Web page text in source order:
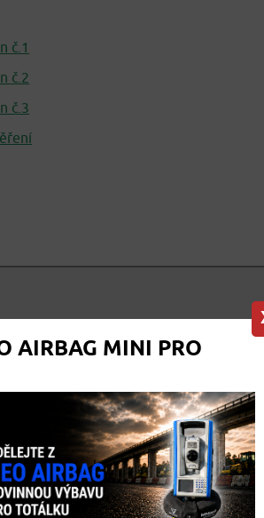
AIRBAG MINI PRO
č.1
č.2
č.3
zboží